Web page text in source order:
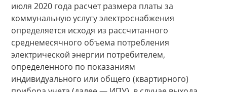
июля 2020 года расчет размера платы за
коммунальную услугу электроснабжения
определяется исходя из рассчитанного
среднемесячного объема потребления
электрической энергии потребителем,
определенного по показаниям
индивидуального или общего (квартирного)